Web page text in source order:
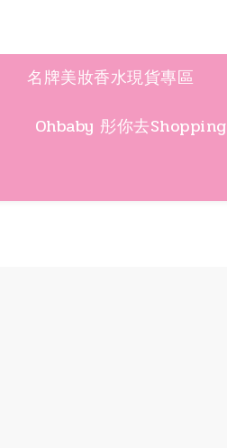
名牌美妝香水現貨專區
Ohbaby 彤你去Shopping